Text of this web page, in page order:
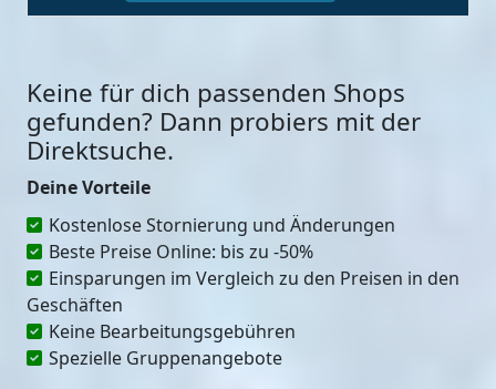
Keine für dich passenden Shops
gefunden? Dann probiers mit der
Direktsuche.
Deine Vorteile
Kostenlose Stornierung und Änderungen
Beste Preise Online: bis zu -50%
Einsparungen im Vergleich zu den Preisen in den
Geschäften
Keine Bearbeitungsgebühren
Spezielle Gruppenangebote